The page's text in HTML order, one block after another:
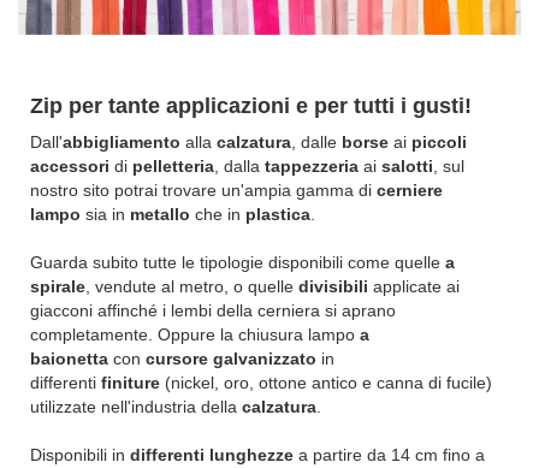
Zip per tante applicazioni e per tutti i gusti!
Dall'abbigliamento alla calzatura , dalle borse ai piccoli
accessori di pelletteria , dalla tappezzeria ai salotti , sul
nostro sito potrai trovare un'ampia gamma di cerniere
lampo sia in metallo che in plastica
Guarda subito tutte le tipologie disponibili come quelle a
spirale , vendute al metro, o quelle divisibili applicate ai
giacconi affinché i lembi della cerniera si aprano
completamente. Oppure la chiusura lampo a
baionetta con cursore galvanizzato in
differenti finiture (nickel, oro, ottone antico e canna di fucile)
utilizzate nell'industria della calzatura
Disponibili in differenti lunghezze a partire da 14 cm fino a